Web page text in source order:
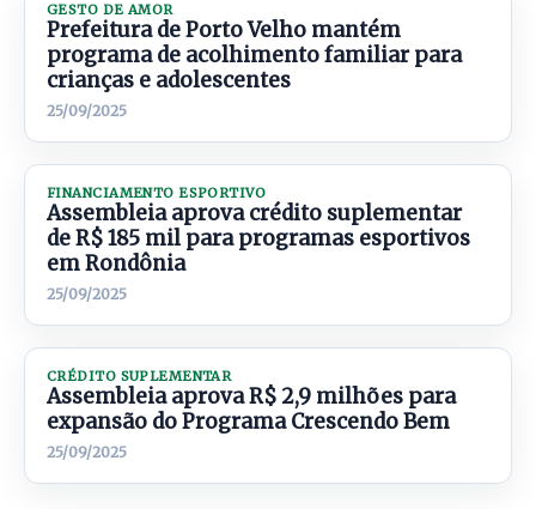
GESTO DE AMOR
Prefeitura de Porto Velho mantém
programa de acolhimento familiar para
crianças e adolescentes
25/09/2025
FINANCIAMENTO ESPORTIVO
Assembleia aprova crédito suplementar
de R$ 185 mil para programas esportivos
em Rondônia
25/09/2025
CRÉDITO SUPLEMENTAR
Assembleia aprova R$ 2,9 milhões para
expansão do Programa Crescendo Bem
25/09/2025